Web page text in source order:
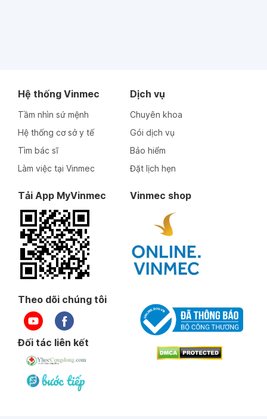
Hệ thống Vinmec
Tầm nhìn sứ mệnh
Hệ thống cơ sở y tế
Tìm bác sĩ
Làm việc tại Vinmec
Dịch vụ
Chuyên khoa
Gói dịch vụ
Bảo hiểm
Đặt lịch hẹn
Tải App MyVinmec Vinmec shop
Theo dõi chúng tôi
Đối tác liên kết